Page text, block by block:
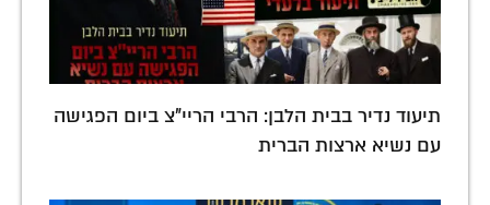
תיעוד נדיר בבית הלבן: הרבי הריי"צ ביום הפגישה
עם נשיא ארצות הברית